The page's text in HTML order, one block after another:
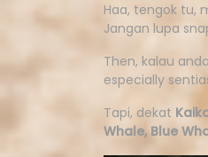
Haa, tengok tu,
Jangan lupa
Then, kalau
especially
Tapi, dekat
Whale, Blue